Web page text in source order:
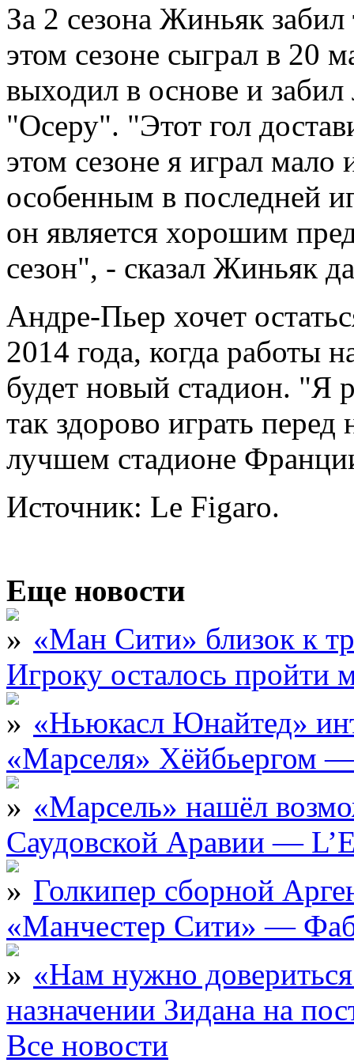
За 2 сезона Жиньяк
этом сезоне сыграл в 20
выходил в основе и
"Осеру". "Этот гол
этом сезоне я играл мало
особенным в последней
он является хорошим
сезон", - сказал Жиньяк
Андре-Пьер хочет
2014 года, когда работы
будет новый стадион. "Я
так здорово играть
лучшем стадионе
Источник: Le Figaro.
Еще новости
«Ман Сити» близок к
Игроку осталось
«Ньюкасл Юнайтед»
«Марселя» Хёйбьергом
«Марсель» нашёл
Саудовской Аравии —
Голкипер сборной
«Манчестер Сити» —
«Нам нужно
назначении Зидана на
Все новости